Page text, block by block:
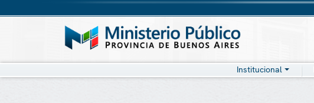
Institucional